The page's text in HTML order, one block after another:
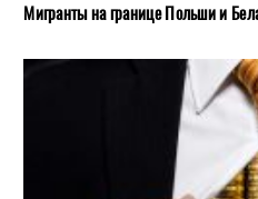
Мигранты на границе Польши и